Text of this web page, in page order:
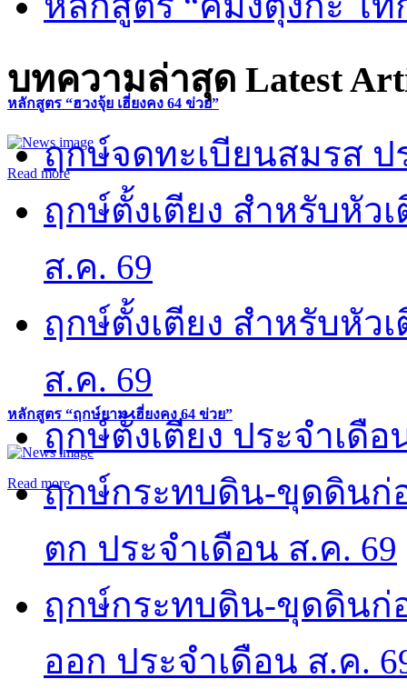
หลักสูตร “ฮวงจุ้ย เฮี่ยงคง 64 ข่วย”
Read more
หลักสูตร “ฤกษ์ยาม เฮี่ยงคง 64 ข่วย”
Read more
บทความล่าสุด Latest
ฤกษ์จดทะเบียนสมรส ป
ฤกษ์ตั้งเตียง สำหรับหัว
ส.ค. 69
ฤกษ์ตั้งเตียง สำหรับหัว
ส.ค. 69
ฤกษ์ตั้งเตียง ประจำเดือ
ฤกษ์กระทบดิน-ขุดดินก่
ตก ประจำเดือน ส.ค. 69
ฤกษ์กระทบดิน-ขุดดินก่
ออก ประจำเดือน ส.ค.